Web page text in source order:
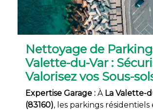
Nettoyage de
Valette-du-Var :
Valorisez vos Sous-
Expertise Garage : À La Valette-
(83160), les parkings résidentiels